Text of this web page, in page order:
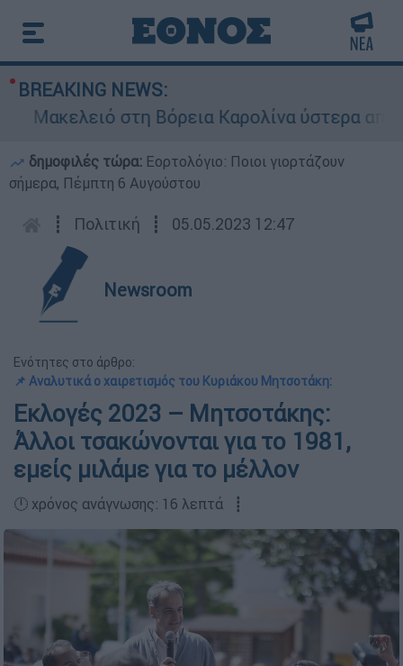
BREAKING NEWS:
στη Βόρεια Καρολίνα ύστερα από
δημοφιλές τώρα: Εορτολόγιο: Ποιοι γιορτάζουν
σήμερα, Πέμπτη 6 Αυγούστου
┋ Πολιτική ┋ 05.05.2023 12:47
Newsroom
Ενότητες στο άρθρο:
📌 Αναλυτικά ο χαιρετισμός του Κυριάκου Μητσοτάκη:
Εκλογές 2023 – Μητσοτάκης:
Άλλοι τσακώνονται για το 1981,
εμείς μιλάμε για το μέλλον
🕛 χρόνος ανάγνωσης: 16 λεπτά ┋